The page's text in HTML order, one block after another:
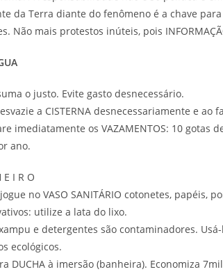
da Terra diante do fenômeno é a chave
Não mais protestos inúteis, pois
o justo. Evite gasto desnecessário.
a CISTERNA desnecessariamente e ao
imediatamente os VAZAMENTOS: 10 gotas
ano.
E I R O
no VASO SANITÁRIO cotonetes, papéis,
utilize a lata do lixo.
e detergentes são contaminadores.
ecológicos.
DUCHA à imersão (banheira). Economiza